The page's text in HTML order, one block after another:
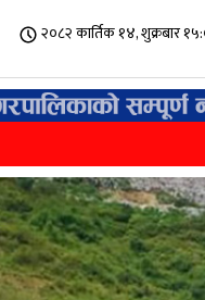
२०८२ कार्तिक १४, शुक्रबार